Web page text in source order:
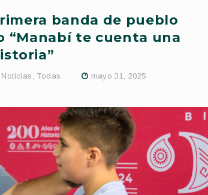
banda de pueblo
“Manabí te cuenta una
Noticias , Todas mayo 31, 2025